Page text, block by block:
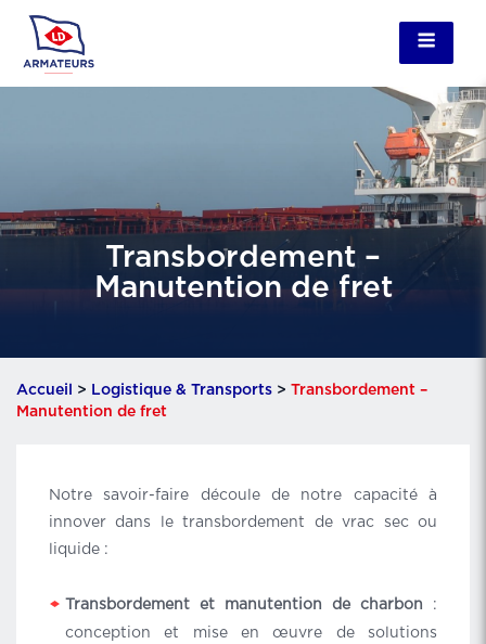
Transbordement –
Manutention de fret
Accueil > Logistique & Transports > Transbordement –
Manutention de fret
Notre savoir-faire découle de notre capacité à
innover dans le transbordement de vrac sec ou
liquide :
Transbordement et manutention de charbon :
conception et mise en œuvre de solutions